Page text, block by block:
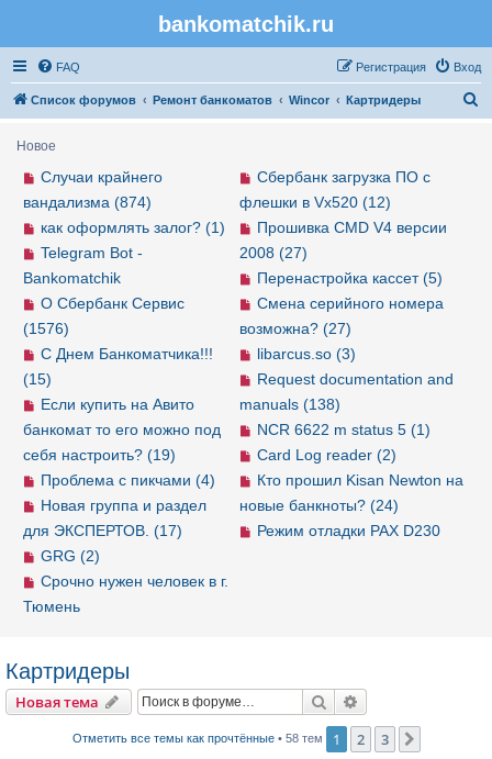
bankomatchik.ru
FAQ Вход
Регистрация
Список форумов Ремонт банкоматов Wincor Картридеры
Новое
Сбербанк загрузка ПО с
флешки в Vx520 (12)
Прошивка CMD V4 версии
2008 (27)
Перенастройка кассет (5)
Смена серийного номера
возможна? (27)
libarcus.so (3)
Request documentation and
manuals (138)
NCR 6622 m status 5 (1)
Card Log reader (2)
Кто прошил Kisan Newton на
новые банкноты? (24)
Режим отладки PAX D230
Случаи крайнего
вандализма (874)
как оформлять залог? (1)
Telegram Bot -
Bankomatchik
О Сбербанк Сервис
(1576)
С Днем Банкоматчика!!!
(15)
Если купить на Авито
банкомат то его можно под
себя настроить? (19)
Проблема с пикчами (4)
Новая группа и раздел
для ЭКСПЕРТОВ. (17)
GRG (2)
Срочно нужен человек в г.
Тюмень
Картридеры
Новая тема
Новаятема Поиск
Отметить все темы как прочтённые• 58 тем 1 2 3